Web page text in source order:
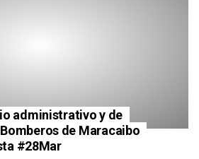
administrativo y de
de Maracaibo
#28Mar